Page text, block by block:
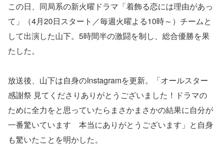
この日、同局系の新火曜ドラマ「着飾る恋には理由があっ
て」（4月20日スタート／毎週火曜よる10時～）チームと
して出演した山下。5時間半の激闘を制し、総合優勝を果
たした。
放送後、山下は自身のInstagramを更新。「オールスター
感謝祭 見てくださりありがとうございました！ドラマの
ために全力をと思っていたらまさかまさかの結果に自分が
一番驚いています 本当にありがとうございます」と自身
も驚いたことを明かした。